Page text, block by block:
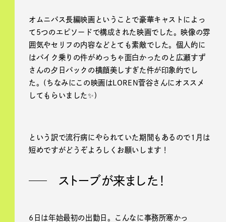
オムニバス長編映画ということで豪華キャストによっ
て5つのエピソードで構成された映画でした。映像の雰
囲気やセリフの内容などとても素敵でした。個人的に
はバイク乗りの件がめっちゃ面白かったのと広瀬すず
さんの夕日バックの横顔美しすぎた件が印象的でし
た。(ちなみにこの映画はLOREN菅谷さんにオススメ
してもらいました✨)
という訳で流行病にやられていた期間もあるので1月は
短めですがどうぞよろしくお願いします！
ストーブが来ました！
6日は年始最初の出勤日。こんなに事務所寒かっ